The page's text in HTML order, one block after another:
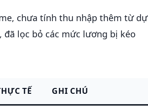
chưa tính thu nhập thêm từ dự
đã lọc bỏ các mức lương bị kéo
TẾ GHI CHÚ